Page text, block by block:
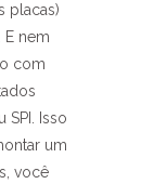
placas)
nem
com
SPI. Isso
um
você